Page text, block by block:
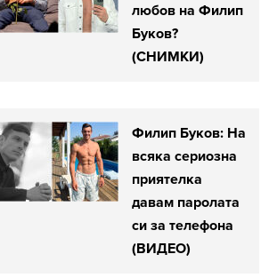
любов на Филип
Буков?
(СНИМКИ)
Филип Буков: На
всяка сериозна
приятелка
давам паролата
си за телефона
(ВИДЕО)